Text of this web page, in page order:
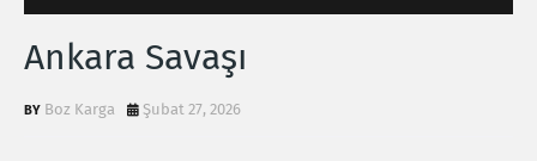
Ankara Savaşı
Boz Karga Şubat 27, 2026